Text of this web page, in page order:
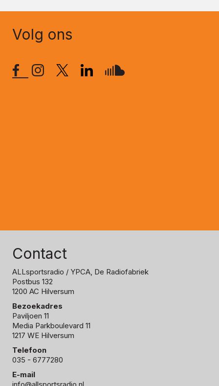
Volg ons
Contact
ALLsportsradio / YPCA, De Radiofabriek
Postbus 132
1200 AC Hilversum
Bezoekadres
Paviljoen 11
Media Parkboulevard 11
1217 WE Hilversum
Telefoon
035 - 6777280
E-mail